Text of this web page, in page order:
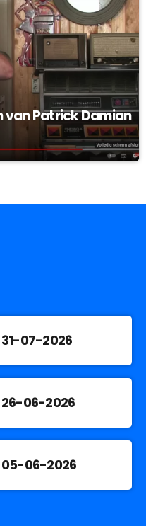
van Patrick Damian
31-07-2026
26-06-2026
05-06-2026